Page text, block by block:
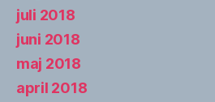
juli 2018
juni 2018
maj 2018
april 2018